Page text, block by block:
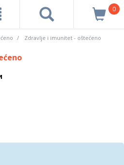
0
Zdravlje i imunitet - oštećeno